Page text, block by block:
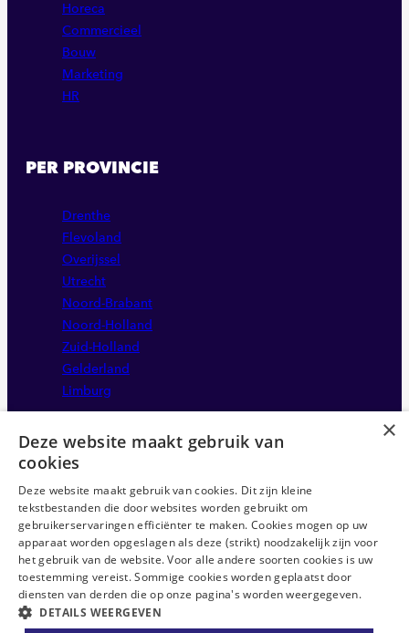
Horeca
Commercieel
Bouw
Marketing
HR
PER PROVINCIE
Drenthe
Flevoland
Overijssel
Utrecht
Noord-Brabant
Noord-Holland
Zuid-Holland
Gelderland
Limburg
Disclaimer
Sitemap
Privacystatement
Anti-discriminatie statement
×
Deze website maakt gebruik van
cookies
Deze website maakt gebruik van cookies. Dit zijn kleine
tekstbestanden die door websites worden gebruikt om
gebruikerservaringen efficiënter te maken. Cookies mogen op uw
apparaat worden opgeslagen als deze (strikt) noodzakelijk zijn voor
het gebruik van de website. Voor alle andere soorten cookies is uw
toestemming vereist. Sommige cookies worden geplaatst door
diensten van derden die op onze pagina's worden weergegeven.
DETAILS WEERGEVEN